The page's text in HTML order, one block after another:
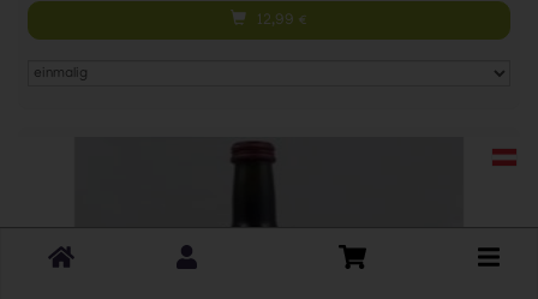
12,99 €
Toggle